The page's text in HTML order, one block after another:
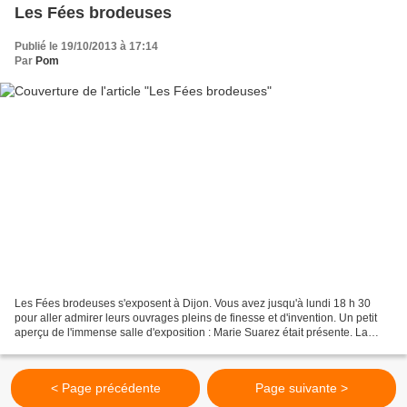
Les Fées brodeuses
Publié le 19/10/2013 à 17:14
Par Pom
Les Fées brodeuses s'exposent à Dijon. Vous avez jusqu'à lundi 18 h 30
pour aller admirer leurs ouvrages pleins de finesse et d'invention. Un petit
aperçu de l'immense salle d'exposition : Marie Suarez était présente. La
< Page précédente Page suivante >